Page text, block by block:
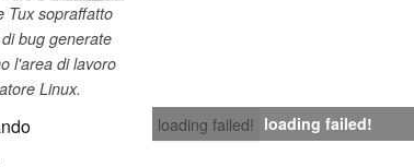
Tux sopraffatto
bug generate
l'area di lavoro
Linux.
loading failed! loading failed!